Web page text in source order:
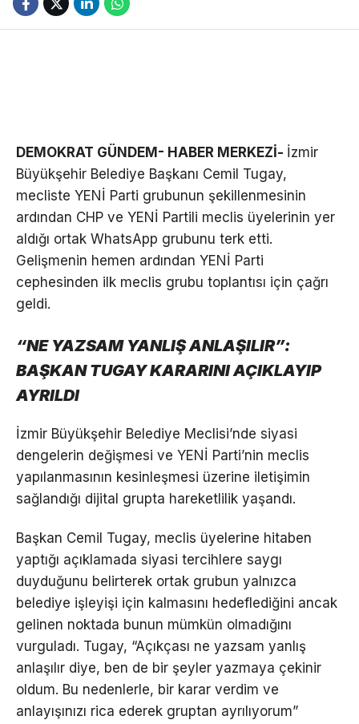
DEMOKRAT GÜNDEM- HABER MERKEZİ- İzmir
Büyükşehir Belediye Başkanı Cemil Tugay,
mecliste YENİ Parti grubunun şekillenmesinin
ardından CHP ve YENİ Partili meclis üyelerinin yer
aldığı ortak WhatsApp grubunu terk etti.
Gelişmenin hemen ardından YENİ Parti
cephesinden ilk meclis grubu toplantısı için çağrı
geldi.
“NE YAZSAM YANLIŞ ANLAŞILIR”:
BAŞKAN TUGAY KARARINI AÇIKLAYIP
AYRILDI
İzmir Büyükşehir Belediye Meclisi’nde siyasi
dengelerin değişmesi ve YENİ Parti’nin meclis
yapılanmasının kesinleşmesi üzerine iletişimin
sağlandığı dijital grupta hareketlilik yaşandı.
Başkan Cemil Tugay, meclis üyelerine hitaben
yaptığı açıklamada siyasi tercihlere saygı
duyduğunu belirterek ortak grubun yalnızca
belediye işleyişi için kalmasını hedeflediğini ancak
gelinen noktada bunun mümkün olmadığını
vurguladı. Tugay, “Açıkçası ne yazsam yanlış
anlaşılır diye, ben de bir şeyler yazmaya çekinir
oldum. Bu nedenlerle, bir karar verdim ve
anlayışınızı rica ederek gruptan ayrılıyorum”